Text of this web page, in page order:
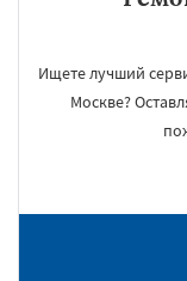
Ищете лучший
Москве?